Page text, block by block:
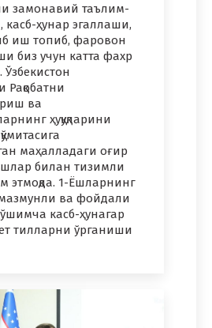
замонавий таълим-
касб-ҳунар эгаллаши,
иш топиб, фаровон
биз учун катта фахр
Рақобатни
ва
ҳуқуқларини
маҳалладаги оғир
билан тизимли
этмоқда. 1-Ёшларнинг
ва фойдали
касб-ҳунагар
тилларни ўрганиши